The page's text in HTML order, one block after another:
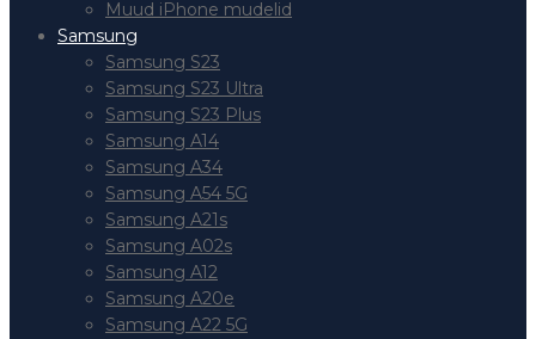
Muud iPhone mudelid
Samsung
Samsung S23
Samsung S23 Ultra
Samsung S23 Plus
Samsung A14
Samsung A34
Samsung A54 5G
Samsung A21s
Samsung A02s
Samsung A12
Samsung A20e
Samsung A22 5G